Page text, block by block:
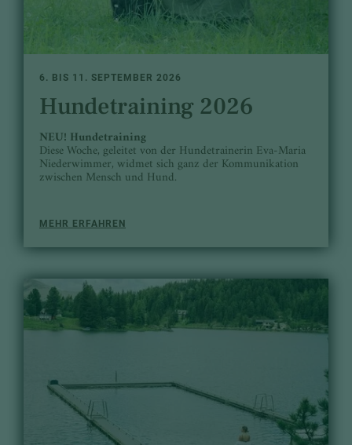
6. BIS 11. SEPTEMBER 2026
Hundetraining 2026
NEU! Hundetraining
Diese Woche, geleitet von der Hundetrainerin Eva-Maria
Niederwimmer, widmet sich ganz der Kommunikation
zwischen Mensch und Hund.
MEHR ERFAHREN